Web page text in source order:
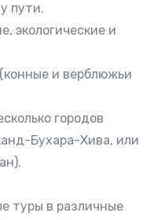
пути.
экологические и
и верблюжьи
городов
Бухара-Хива, или
туры в различные